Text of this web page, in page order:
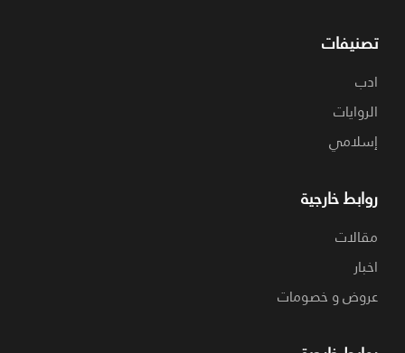
تصنيفات
ادب
الروايات
إسلامي
روابط خارجية
مقالات
اخبار
عروض و خصومات